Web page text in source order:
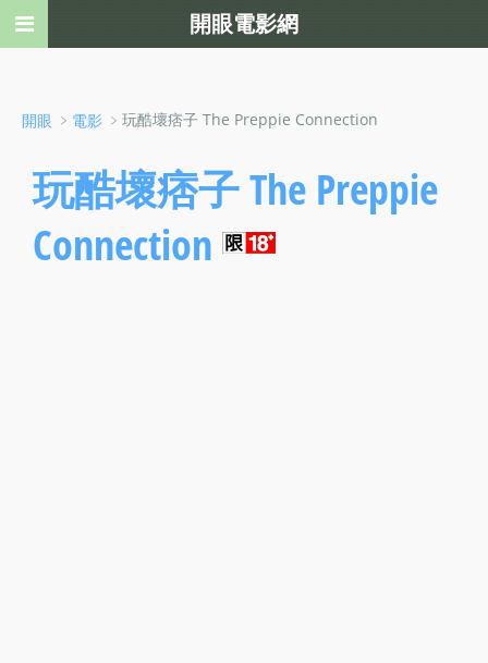
開眼 ﹥ 電影 ﹥玩酷壞痞子 The Preppie Connection
玩酷壞痞子 The Preppie
Connection
開眼電影網